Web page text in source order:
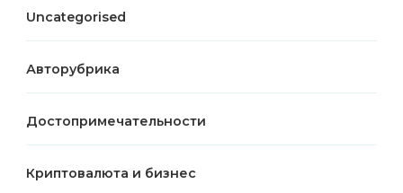
Uncategorised
Авторубрика
Достопримечательности
Криптовалюта и бизнес